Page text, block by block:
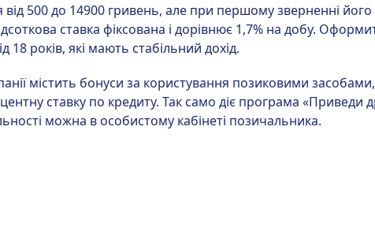
від 500 до 14900 гривень, але при першому зверненні
ставка фіксована і дорівнює 1,7% на добу.
18 років, які мають стабільний дохід.
містить бонуси за користування позиковими
ставку по кредиту. Так само діє програма «Приведи
можна в особистому кабінеті позичальника.